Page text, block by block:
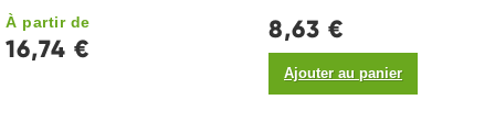
À partir de
16,74 €
8,63 €
Ajouter au panier